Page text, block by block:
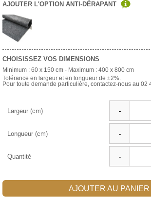
AJOUTER L'OPTION ANTI-DÉRAPANT
CHOISISSEZ VOS DIMENSIONS
Minimum : 60 x 150 cm - Maximum : 400 x 800 cm
Tolérance en largeur et en longueur de ±2%.
Pour toute demande particulière, contactez-nous au 02
Largeur (cm) -
Longueur (cm) -
Quantité -
AJOUTER AU PANIER